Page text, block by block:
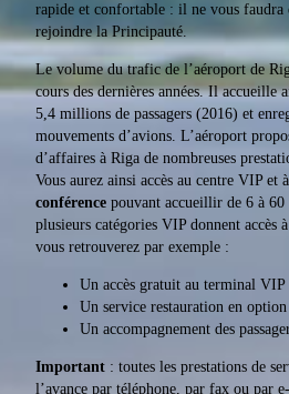
rapide et confortable : il ne vous faudra
rejoindre la Principauté.
Le volume du trafic de l’aéroport de
cours des dernières années. Il accueille
5,4 millions de passagers (2016) et
mouvements d’avions. L’aéroport
d’affaires à Riga de nombreuses
Vous aurez ainsi accès au centre VIP et
conférence pouvant accueillir de 6 à 60
plusieurs catégories VIP donnent accès
vous retrouverez par exemple :
Un accès gratuit au terminal VIP
Un service restauration en option
Un accompagnement des
Important : toutes les prestations de
l’avance par téléphone, par fax ou par